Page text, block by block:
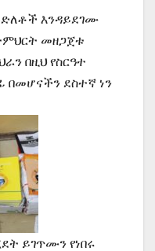
እንዳይደገሙ
መዘጋጀቱ
በዚህ የስርዓተ
ደስተኛ ነን
ይገጥሙን የነበሩ